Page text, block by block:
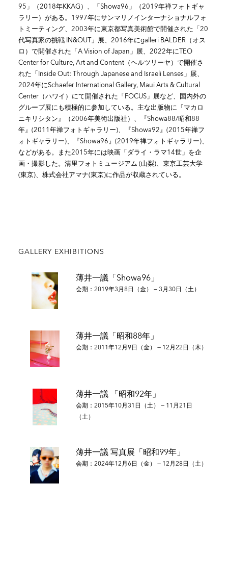
95」（2018年KKAG）、「Showa96」（2019年禅フォトギャ
ラリー）がある。1997年にサンマリノインターナショナルフォ
トミーティング、2003年に東京都写真美術館で開催された「20
代写真家の挑戦 IN&OUT」展、2016年にgalleri BALDER（オス
ロ）で開催された「A Vision of Japan」展、2022年にTEO
Center for Culture, Art and Content（ヘルツリーヤ）で開催さ
れた「Inside Out: Through Japanese and Israeli Lenses」展、
2024年にSchaefer International Gallery, Maui Arts & Cultural
Center（ハワイ）にて開催された「FOCUS」展など、国内外の
グループ展にも積極的に参加している。主な出版物に『マカロ
ニキリシタン』（2006年美術出版社）、『Showa88/昭和88
年』(2011年禅フォトギャラリー)、『Showa92』(2015年禅フ
ォトギャラリー)、『Showa96』(2019年禅フォトギャラリー)、
などがある。また2015年には映画「ダライ・ラマ14世」を企
画・撮影した。清里フォトミュージアム (山梨)、東京工芸大学
(東京)、株式会社アマナ(東京)に作品が収蔵されている。
GALLERY EXHIBITIONS
薄井一議「Showa96」
会期：2019年3月8日（金） — 3月30日（土）
薄井一議「昭和88年」
会期：2011年12月9日（金） — 12月22日（木）
薄井一議 「昭和92年」
会期：2015年10月31日（土） — 11月21日
（土）
薄井一議 写真展「昭和99年」
会期：2024年12月6日（金） — 12月28日（土）